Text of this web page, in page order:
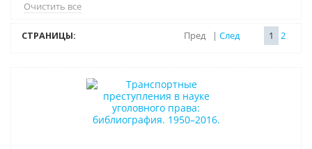
Очистить все
СТРАНИЦЫ: Пред | След 1 2
Нет в наличии